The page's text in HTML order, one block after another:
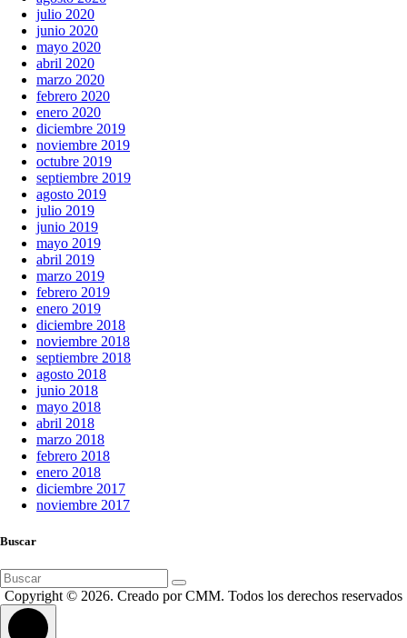
julio 2020
junio 2020
mayo 2020
abril 2020
marzo 2020
febrero 2020
enero 2020
diciembre 2019
noviembre 2019
octubre 2019
septiembre 2019
agosto 2019
julio 2019
junio 2019
mayo 2019
abril 2019
marzo 2019
febrero 2019
enero 2019
diciembre 2018
noviembre 2018
septiembre 2018
agosto 2018
junio 2018
mayo 2018
abril 2018
marzo 2018
febrero 2018
enero 2018
diciembre 2017
noviembre 2017
Buscar
Buscar:
Copyright © 2026. Creado por CMM. Todos los derechos reservados